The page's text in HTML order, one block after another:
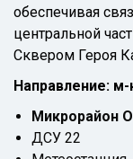
обеспечивая
центральной
Сквером Героя
Направление:
Микрорайон
ДСУ 22